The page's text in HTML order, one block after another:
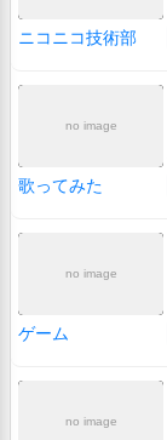
ニコニコ技術部
no image
歌ってみた
no image
ゲーム
no image